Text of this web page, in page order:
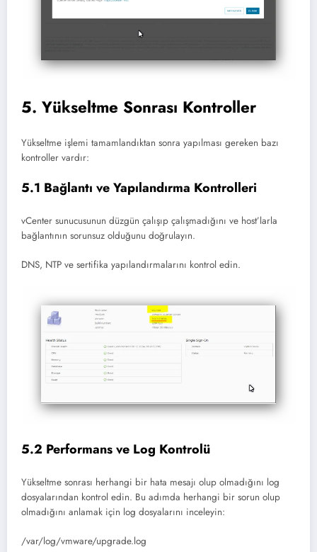
5. Yükseltme Sonrası Kontroller
Yükseltme işlemi tamamlandıktan sonra yapılması gereken bazı
kontroller vardır:
5.1 Bağlantı ve Yapılandırma Kontrolleri
vCenter sunucusunun düzgün çalışıp çalışmadığını ve host’larla
bağlantının sorunsuz olduğunu doğrulayın.
DNS, NTP ve sertifika yapılandırmalarını kontrol edin.
5.2 Performans ve Log Kontrolü
Yükseltme sonrası herhangi bir hata mesajı olup olmadığını log
dosyalarından kontrol edin. Bu adımda herhangi bir sorun olup
olmadığını anlamak için log dosyalarını inceleyin:
/var/log/vmware/upgrade.log